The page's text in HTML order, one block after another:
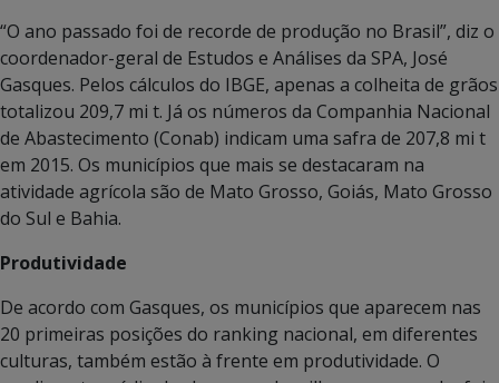
“O ano passado foi de recorde de produção no Brasil”, diz o
coordenador-geral de Estudos e Análises da SPA, José
Gasques. Pelos cálculos do IBGE, apenas a colheita de grãos
totalizou 209,7 mi t. Já os números da Companhia Nacional
de Abastecimento (Conab) indicam uma safra de 207,8 mi t
em 2015. Os municípios que mais se destacaram na
atividade agrícola são de Mato Grosso, Goiás, Mato Grosso
do Sul e Bahia.
Produtividade
De acordo com Gasques, os municípios que aparecem nas
20 primeiras posições do ranking nacional, em diferentes
culturas, também estão à frente em produtividade. O